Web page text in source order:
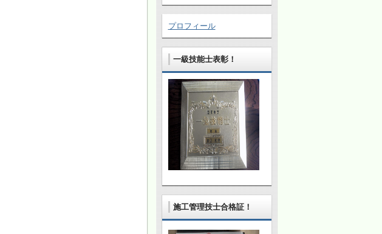
プロフィール
一級技能士表彰！
施工管理技士合格証！